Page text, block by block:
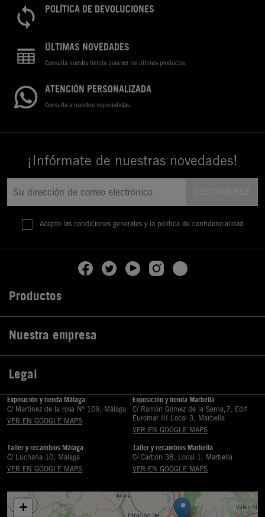
POLÍTICA DE DEVOLUCIONES
ÚLTIMAS NOVEDADES
Consulta nuestra tienda para ver los últimos productos
ATENCIÓN PERSONALIZADA
Consulta a nuestros especialistas
¡Infórmate de nuestras novedades!
Acepto las condiciones generales y la política de confidencialidad
Productos
Nuestra empresa
Legal
Exposición y tienda Málaga
C/ Martinez de la rosa Nº 109, Málaga
VER EN GOOGLE MAPS
Exposición y tienda Marbella
C/ Ramón Gómez de la Serna,7, Edif
Euromar III Local 3, Marbella
VER EN GOOGLE MAPS
Taller y recambios Málaga
C/ Luchana 10, Málaga
VER EN GOOGLE MAPS
Taller y recambios Marbella
C/ Carbón 38, Local 1, Marbella
VER EN GOOGLE MAPS
+